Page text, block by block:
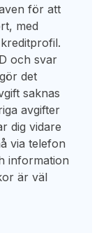
för att
med
och svar
det
saknas
avgifter
dig vidare
via telefon
information
är väl